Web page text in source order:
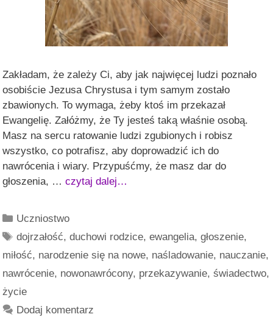
Zakładam, że zależy Ci, aby jak najwięcej ludzi poznało
osobiście Jezusa Chrystusa i tym samym zostało
zbawionych. To wymaga, żeby ktoś im przekazał
Ewangelię. Załóżmy, że Ty jesteś taką właśnie osobą.
Masz na sercu ratowanie ludzi zgubionych i robisz
wszystko, co potrafisz, aby doprowadzić ich do
nawrócenia i wiary. Przypuśćmy, że masz dar do
głoszenia, … czytaj dalej…
Kategorie
Uczniostwo
Tagi
dojrzałość,duchowi rodzice,ewangelia,głoszenie,
miłość, narodzenie się na nowe, naśladowanie, nauczanie,
nawrócenie, nowonawrócony, przekazywanie, świadectwo,
życie
Dodaj komentarz